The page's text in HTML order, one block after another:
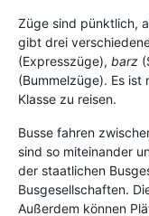
Züge sind pünktlich,
gibt drei
(Expresszüge), barz
(Bummelzüge). Es ist
Klasse zu reisen.
Busse fahren
sind so miteinander
der staatlichen
Busgesellschaften.
Außerdem können